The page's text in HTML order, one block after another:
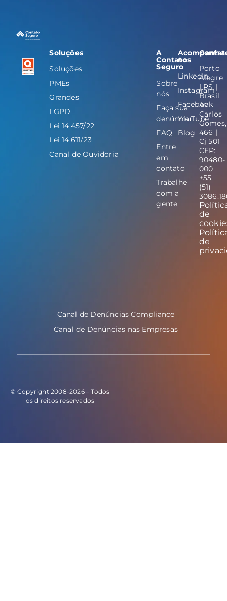
Soluções
Soluções
PMEs
Grandes
LGPD
Lei 14.457/22
Lei 14.611/23
Canal de Ouvidoria
A
Contato
Seguro
Sobre
nós
Faça sua
denúncia
FAQ
Entre
em
contato
Trabalhe
com a
gente
Acompanhe-
nos
LinkedIn
Instagram
Facebook
YouTube
Blog
Porto
Alegre
| RS |
Brasil
Av.
Carlos
Gomes,
466 |
Cj 501
CEP:
90480-
000
+55
(51)
de
de
Canal de Denúncias Compliance
Canal de Denúncias nas Empresas
© Copyright 2008-2026 – Todos
os direitos reservados